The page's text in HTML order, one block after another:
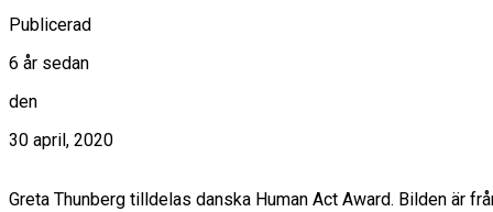
Publicerad
6 år sedan
den
30 april, 2020
Greta Thunberg tilldelas danska Human Act Award. Bilden är